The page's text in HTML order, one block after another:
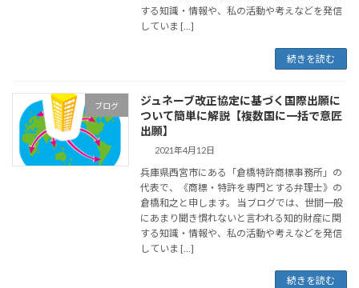
する知識・情報や、私の活動や考えなどを発信
していま […]
続きを読む
ブログ
ジュネーブ改正協定に基づく国際出願に
ついて簡単に解説【複数国に一括で意匠
出願】
2021年4月12日
兵庫県西宮市にある「倉橋特許商標事務所」の
代表で、《商標・特許を専門とする弁理士》の
倉橋和之と申します。 当ブログでは、世間一般
にあまり聞き慣れないと言われる知的財産に関
する知識・情報や、私の活動や考えなどを発信
していま […]
続きを読む